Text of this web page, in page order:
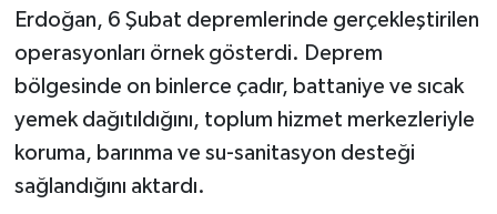
Erdoğan, 6 Şubat depremlerinde gerçekleştirilen
operasyonları örnek gösterdi. Deprem
bölgesinde on binlerce çadır, battaniye ve sıcak
yemek dağıtıldığını, toplum hizmet merkezleriyle
koruma, barınma ve su-sanitasyon desteği
sağlandığını aktardı.